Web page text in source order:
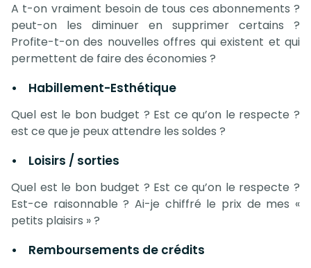
A t-on vraiment besoin de tous ces abonnements ?
peut-on les diminuer en supprimer certains ?
Profite-t-on des nouvelles offres qui existent et qui
permettent de faire des économies ?
• Habillement-Esthétique
Quel est le bon budget ? Est ce qu’on le respecte ?
est ce que je peux attendre les soldes ?
• Loisirs / sorties
Quel est le bon budget ? Est ce qu’on le respecte ?
Est-ce raisonnable ? Ai-je chiffré le prix de mes «
petits plaisirs » ?
• Remboursements de crédits